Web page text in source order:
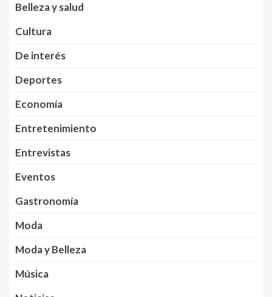
Belleza y salud
Cultura
De interés
Deportes
Economía
Entretenimiento
Entrevistas
Eventos
Gastronomía
Moda
Moda y Belleza
Música